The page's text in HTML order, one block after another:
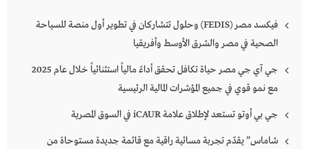
فيكسد مصر (FEDIS) وحلول تتشاركان في تطوير أول منصة للسياحة
الصحية في مصر والشرق الأوسط وأفريقيا
جي آي جي مصر حياة تكافل تحقق أداءً مالياً استثنائياً خلال عام 2025
مع نمو قوي في جميع المؤشرات المالية الرئيسية
جي بي أوتو تستعد لإطلاق علامة iCAUR في السوق المصرية
شاماس” يقدّم تجربة مسائية راقية مع قائمة جديدة مستوحاة من